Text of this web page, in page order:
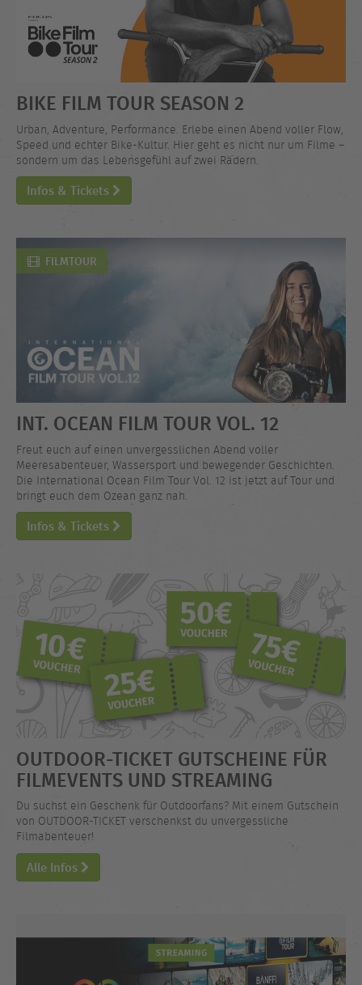
BIKE FILM TOUR SEASON 2
Urban, Adventure, Performance. Erlebe einen Abend voller Flow,
Speed und echter Bike-Kultur. Hier geht es nicht nur um Filme –
sondern um das Lebensgefühl auf zwei Rädern.
Infos & Tickets
FILMTOUR
INT. OCEAN FILM TOUR VOL. 12
Freut euch auf einen unvergesslichen Abend voller
Meeresabenteuer, Wassersport und bewegender Geschichten.
Die International Ocean Film Tour Vol. 12 ist jetzt auf Tour und
bringt euch dem Ozean ganz nah.
Infos & Tickets
OUTDOOR-TICKET GUTSCHEINE FÜR
FILMEVENTS UND STREAMING
Du suchst ein Geschenk für Outdoorfans? Mit einem Gutschein
von OUTDOOR-TICKET verschenkst du unvergessliche
Filmabenteuer!
Alle Infos